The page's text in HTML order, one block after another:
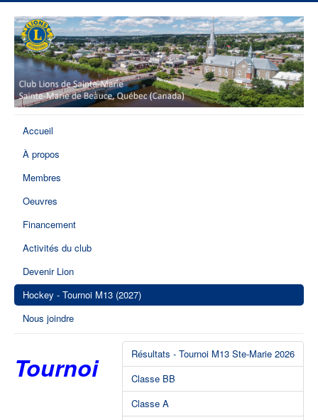
Accueil
À propos
Membres
Oeuvres
Financement
Activités du club
Devenir Lion
Hockey - Tournoi M13 (2027)
Nous joindre
Résultats - Tournoi M13 Ste-Marie 2026
Classe BB
Classe A
Tournoi